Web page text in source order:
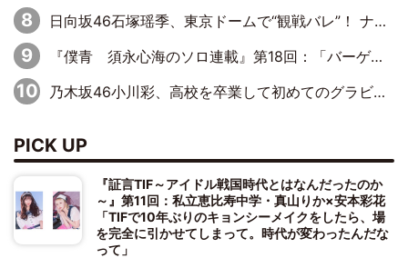
日向坂46石塚瑶季、東京ドームで“観戦バレ”！ ナイツ・塙も認めた「巨人に詳しすぎるアイドル」は元VENUSスクール生で杉内コーチ推し⁉
『僕青 須永心海のソロ連載』第18回：「バーゲンセールハンターみうな inしまむら」編
乃木坂46小川彩、高校を卒業して初めてのグラビア「大人になった感じがしました(笑)」
PICK UP
『証言TIF～アイドル戦国時代とはなんだったのか
～』第11回：私立恵比寿中学・真山りか×安本彩花
「TIFで10年ぶりのキョンシーメイクをしたら、場
を完全に引かせてしまって。時代が変わったんだな
って」